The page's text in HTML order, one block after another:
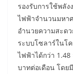
รองรับการใช้พลั
ไฟฟ้าจำนวนมหา
อำนวยความสะด
ระบบโซลาร์ในโ
ไฟฟ้าได้กว่า
บาทต่อเดือน โดย